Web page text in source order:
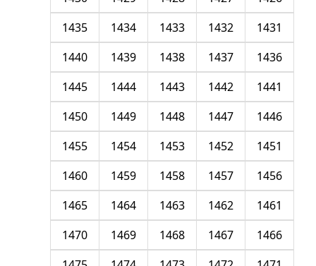
1431
1432
1433
1434
1435
1436
1437
1438
1439
1440
1441
1442
1443
1444
1445
1446
1447
1448
1449
1450
1451
1452
1453
1454
1455
1456
1457
1458
1459
1460
1461
1462
1463
1464
1465
1466
1467
1468
1469
1470